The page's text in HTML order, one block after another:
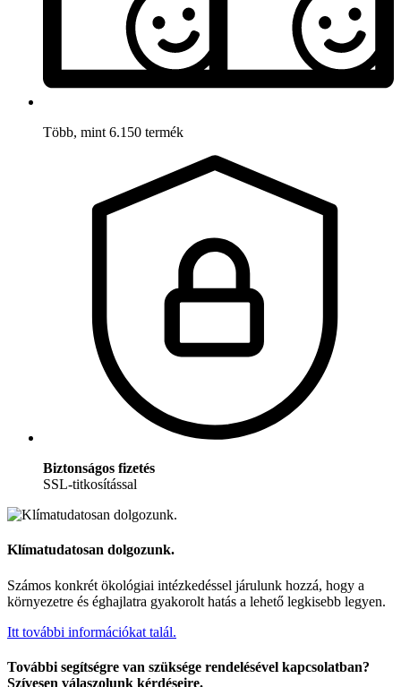
Több, mint 6.150 termék
Biztonságos fizetés
SSL-titkosítással
Klímatudatosan dolgozunk.
Számos konkrét ökológiai intézkedéssel járulunk hozzá, hogy a
környezetre és éghajlatra gyakorolt hatás a lehető legkisebb legyen.
Itt további információkat talál.
További segítségre van szüksége rendelésével kapcsolatban?
Szívesen válaszolunk kérdéseire.